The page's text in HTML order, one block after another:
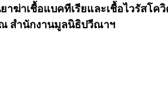
ฆ่าเชื้อแบคทีเรียและเชื้อไวรัสโควิ
สำนักงานมูลนิธิปวีณาฯ